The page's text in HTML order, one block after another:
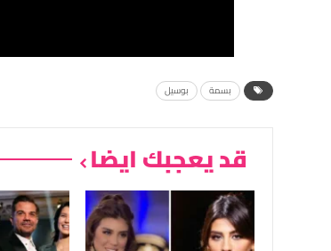
بسمة بوسيل
قد يعجبك ايضا